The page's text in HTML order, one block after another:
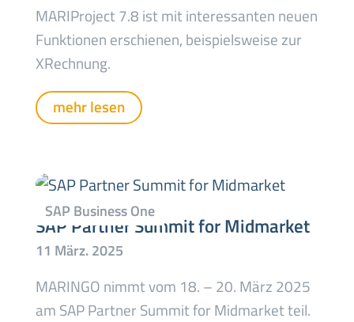
MARIProject 7.8 ist mit interessanten neuen
Funktionen erschienen, beispielsweise zur
XRechnung.
mehr lesen
SAP Partner Summit for Midmarket
MARINGO nimmt vom 18. – 20. März 2025
am SAP Partner Summit for Midmarket teil.